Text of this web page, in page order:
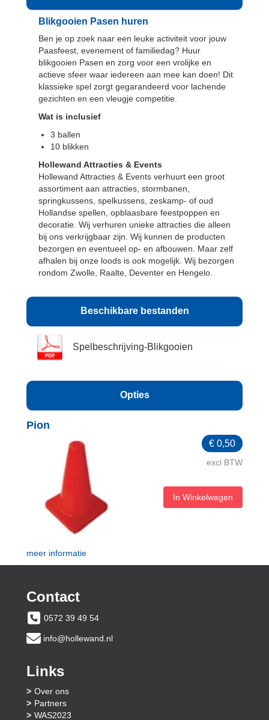
Blikgooien Pasen huren
Ben je op zoek naar een leuke activiteit voor jouw
Paasfeest, evenement of familiedag? Huur
blikgooien Pasen en zorg voor een vrolijke en
actieve sfeer waar iedereen aan mee kan doen! Dit
klassieke spel zorgt gegarandeerd voor lachende
gezichten en een vleugje competitie.
Wat is inclusief
3 ballen
10 blikken
Hollewand Attracties & Events
Hollewand Attracties & Events verhuurt een groot
assortiment aan attracties, stormbanen,
springkussens, spelkussens, zeskamp- of oud
Hollandse spellen, opblaasbare feestpoppen en
decoratie. Wij verhuren unieke attracties die alleen
bij ons verkrijgbaar zijn. Wij kunnen de producten
bezorgen en eventueel op- en afbouwen. Maar zelf
afhalen bij onze loods is ook mogelijk. Wij bezorgen
rondom Zwolle, Raalte, Deventer en Hengelo.
Beschikbare bestanden
Spelbeschrijving-Blikgooien
Opties
Pion
€ 0,50
excl BTW
In Winkelwagen
meer informatie
Contact
0572 39 49 54
info@hollewand.nl
Links
Over ons
Partners
WAS2023